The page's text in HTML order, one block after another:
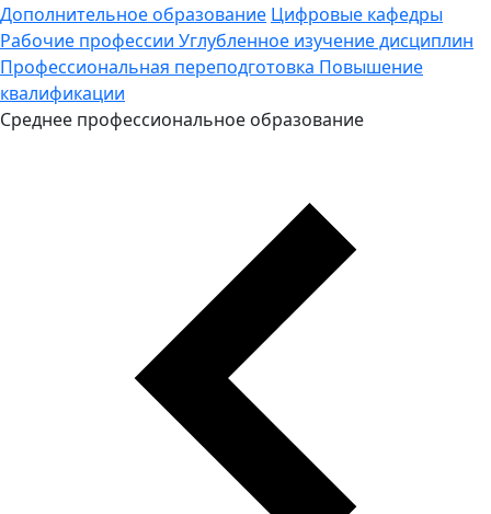
Дополнительное образование Цифровые кафедры
Рабочие профессии Углубленное изучение дисциплин
Профессиональная переподготовка Повышение
квалификации
Среднее профессиональное образование